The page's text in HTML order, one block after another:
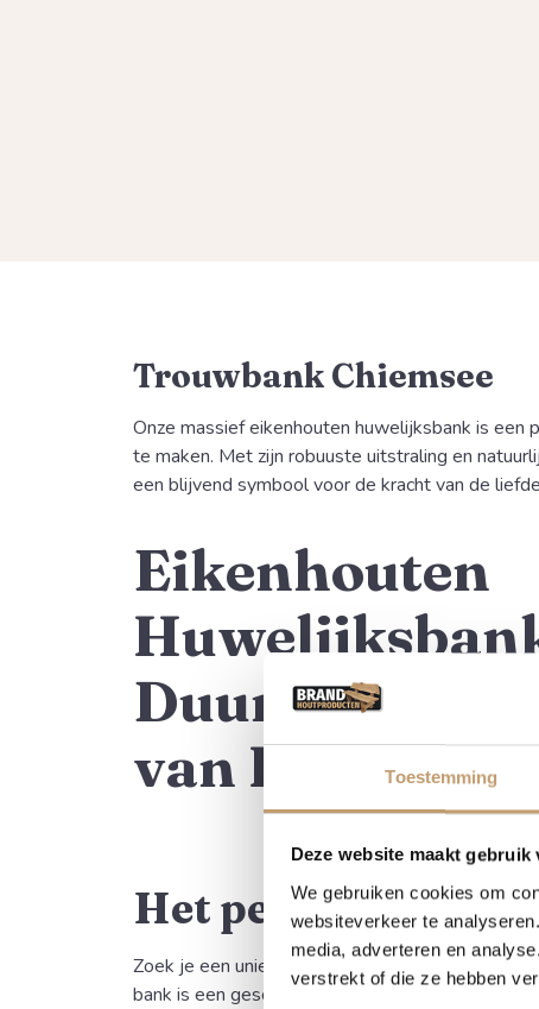
Toestemming
Deze website maakt gebruik
We gebruiken cookies om
websiteverkeer te
media, adverteren en
verstrekt of die ze hebben
Trouwbank Chiemsee
Onze massief eikenhouten huwelijksbank is een
te maken. Met zijn robuuste uitstraling en
een blijvend symbool voor de kracht van de
Eikenhouten
Duurzaam
van Liefde
Het perfecte
Zoek je een uniek en tastbaar cadeau voor een
bank is een geschenk dat generaties lang